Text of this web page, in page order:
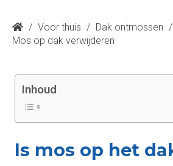
/ Voor thuis / Dak ontmossen /
Mos op dak verwijderen
Inhoud
Is mos op het